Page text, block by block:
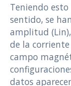
Teniendo
sentido, se
amplitud (Lin),
de la
campo
datos